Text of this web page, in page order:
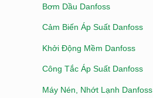
Bơm Dầu Danfoss
Cảm Biến Áp Suất Danfoss
Khởi Động Mềm Danfoss
Công Tắc Áp Suất Danfoss
Máy Nén, Nhớt Lạnh Danfoss